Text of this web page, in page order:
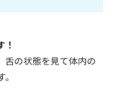
舌の状態を見て体内の